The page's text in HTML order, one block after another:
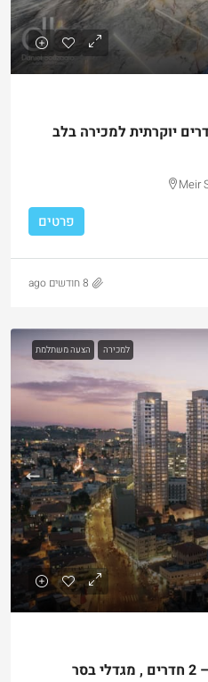
ספיריט – דירת 3 חדרים יוקרתית למכירה בלב
Meir
פרטים
8 חודשים ago
למכירה הצעה משתלמת
דירת יוקרה חדשה למכירה – 2 חדרים , מגדלי בסר